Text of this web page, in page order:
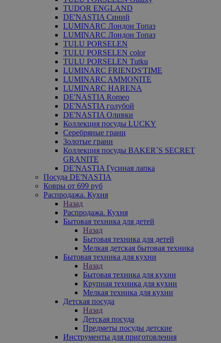
TUDOR ENGLAND
DE'NASTIA Синий
LUMINARC Лондон Топаз
LUMINARC Лондон Топаз
TULU PORSELEN
TULU PORSELEN color
TULU PORSELEN Tutku
LUMINARC FRIENDS'TIME
LUMINARC AMMONITE
LUMINARC HARENA
DE'NASTIA Romeo
DE'NASTIA голубой
DE'NASTIA Оливки
Коллекция посуды LUCKY
Серебряные грани
Золотые грани
Коллекция посуды BAKER`S SECRET
GRANITE
DE'NASTIA Гусиная лапка
Посуда DE'NASTIA
Ковры от 699 руб
Распродажа. Кухня
Назад
Распродажа. Кухня
Бытовая техника для детей
Назад
Бытовая техника для детей
Мелкая детская бытовая техника
Бытовая техника для кухни
Назад
Бытовая техника для кухни
Крупная техника для кухни
Мелкая техника для кухни
Детская посуда
Назад
Детская посуда
Предметы посуды детские
Инструменты для приготовления